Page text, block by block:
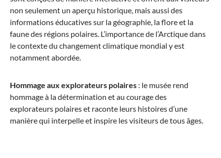
non seulement un aperçu historique, mais aussi des
informations éducatives sur la géographie, la flore et la
faune des régions polaires. L’importance de l’Arctique dans
le contexte du changement climatique mondial y est
notamment abordée.
Hommage aux explorateurs polaires : le musée rend
hommage à la détermination et au courage des
explorateurs polaires et raconte leurs histoires d’une
manière qui interpelle et inspire les visiteurs de tous âges.